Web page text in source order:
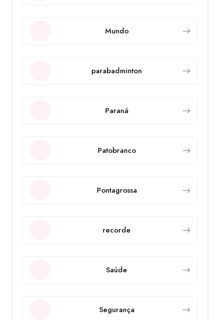
Mundo
parabadminton
Paraná
Patobranco
Pontagrossa
recorde
Saúde
Segurança